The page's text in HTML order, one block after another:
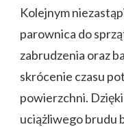
Kolejnym
parownica do
zabrudzenia oraz
skrócenie czasu
powierzchni.
uciążliwego brudu